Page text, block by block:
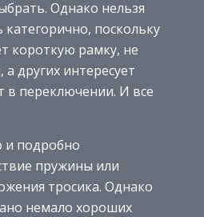
Однако нельзя
поскольку
короткую рамку, не
других интересует
переключении. И все
подробно
пружины или
тросика. Однако
немало хороших